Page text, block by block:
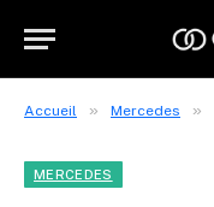
Accueil » Mercedes »
MERCEDES